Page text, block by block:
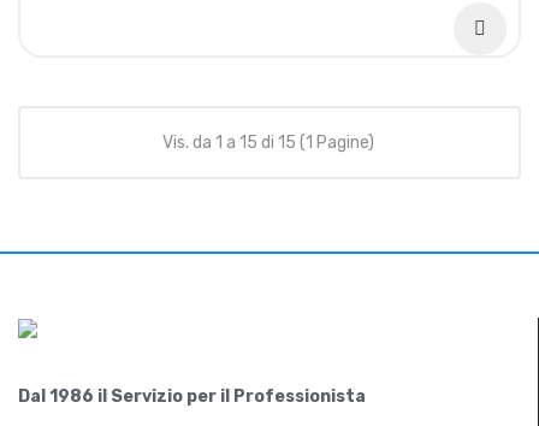
Vis. da 1 a 15 di 15 (1 Pagine)
Dal 1986 il Servizio per il Professionista